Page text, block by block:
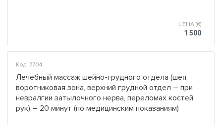
ЦЕНА (₴)
1 500
Код: 7704
Лечебный массаж шейно-грудного отдела (шея,
воротниковая зона, верхний грудной отдел – при
невралгии затылочного нерва, переломах костей
рук) – 20 минут (по медицинским показаниям)